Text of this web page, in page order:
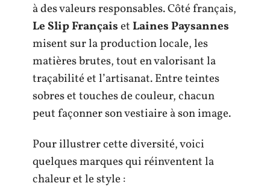
à des valeurs responsables. Côté français,
Le Slip FrançaisetLaines Paysannes
misent sur la production locale, les
matières brutes, tout en valorisant la
traçabilité et l’artisanat. Entre teintes
sobres et touches de couleur, chacun
peut façonner son vestiaire à son image.
Pour illustrer cette diversité, voici
quelques marques qui réinventent la
chaleur et le style :